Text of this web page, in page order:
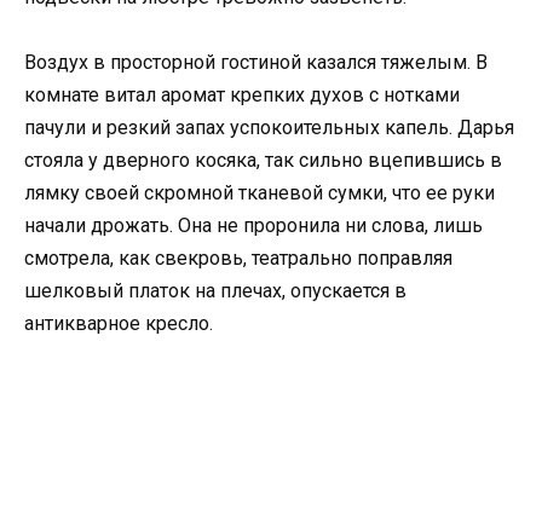
Воздух в просторной гостиной казался тяжелым. В
комнате витал аромат крепких духов с нотками
пачули и резкий запах успокоительных капель. Дарья
стояла у дверного косяка, так сильно вцепившись в
лямку своей скромной тканевой сумки, что ее руки
начали дрожать. Она не проронила ни слова, лишь
смотрела, как свекровь, театрально поправляя
шелковый платок на плечах, опускается в
антикварное кресло.